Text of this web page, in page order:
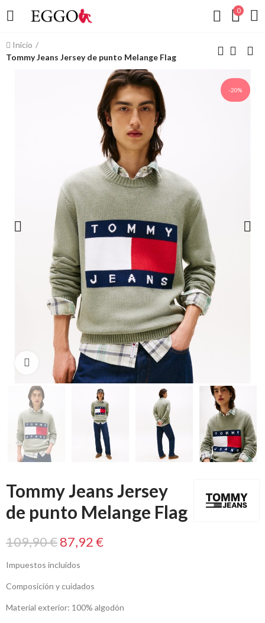
0
Inicio
Tommy Jeans Jersey de punto Melange Flag
-20%
Click to enlarge
Tommy Jeans Jersey
de punto Melange Flag
109,90 €87,92 €
Impuestos incluidos
Composición y cuidados
Material exterior: 100% algodón